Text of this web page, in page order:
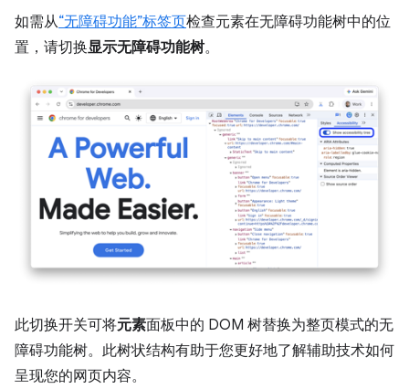
如需从“无障碍功能”标签页检查元素在无障碍功能树中的位
置，请切换显示无障碍功能树。
此切换开关可将元素面板中的 DOM 树替换为整页模式的无
障碍功能树。此树状结构有助于您更好地了解辅助技术如何
呈现您的网页内容。